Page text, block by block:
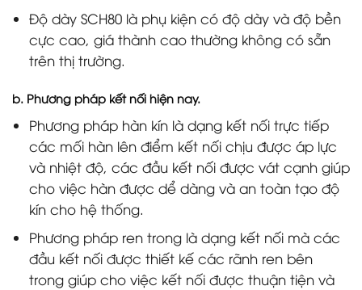
Độ dày SCH80 là phụ kiện có độ dày và độ bền
cực cao, giá thành cao thường không có sẵn
trên thị trường.
b. Phương pháp kết nối hiện nay.
Phương pháp hàn kín là dạng kết nối trực tiếp
các mối hàn lên điểm kết nối chịu được áp lực
và nhiệt độ, các đầu kết nối được vát cạnh giúp
cho việc hàn được dể dàng và an toàn tạo độ
kín cho hệ thống.
Phương pháp ren trong là dạng kết nối mà các
đầu kết nối được thiết kế các rãnh ren bên
trong giúp cho việc kết nối được thuận tiện và